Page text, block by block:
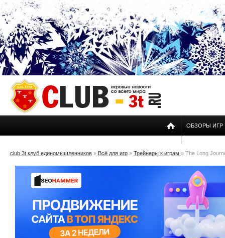
ОБЗОРЫ ИГР
club 3t клуб единомышленников » Всё для игр » Трейнеры к играм » The Long